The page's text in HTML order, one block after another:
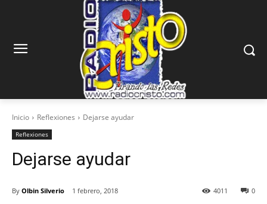
Inicio Reflexiones Dejarse ayudar
Reflexiones
Dejarse ayudar
By Olbin Silverio 1 febrero, 2018 0
4011